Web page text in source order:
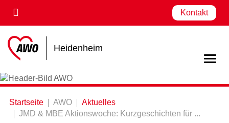
Kontakt
Heidenheim
Startseite AWO
Aktuelles
JMD & MBE Aktionswoche: Kurzgeschichten für ...